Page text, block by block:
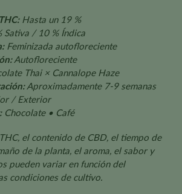
Hasta un 19 %
Sativa / 10 % Índica
Feminizada autofloreciente
Autofloreciente
Thai × Cannalope Haze
Aproximadamente 7-9 semanas
/ Exterior
Chocolate • Café
el contenido de CBD, el tiempo de
de la planta, el aroma, el sabor y
pueden variar en función del
condiciones de cultivo.